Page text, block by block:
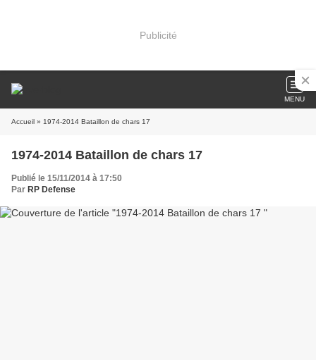
Publicité
MENU
Accueil » 1974-2014 Bataillon de chars 17
1974-2014 Bataillon de chars 17
Publié le 15/11/2014 à 17:50
Par RP Defense